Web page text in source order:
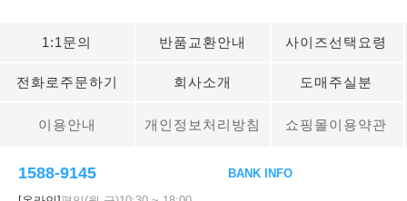
1:1문의 반품교환안내 사이즈선택요령
전화로주문하기 회사소개 도매주실분
이용안내 개인정보처리방침 쇼핑몰이용약관
1588-9145 BANK INFO